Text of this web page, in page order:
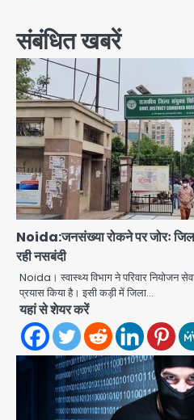
संबंधित खबरें
Noida:जनसंख्या रोकने पर जोरः
रही नसबंदी
Noida। स्वास्थ्य विभाग ने परिवार
प्रयास किया है। इसी कड़ी में जिला…
यहां से शेयर करें